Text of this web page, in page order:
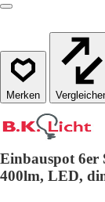
Einbauspot 6er
400lm, LED,